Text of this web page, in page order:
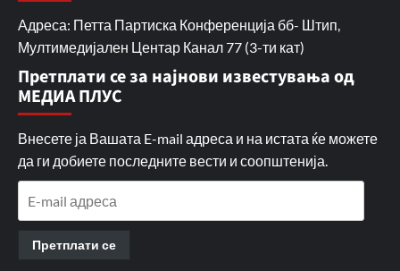
Адреса: Петта Партиска Конференција бб- Штип,
Мултимедијален Центар Канал 77 (3-ти кат)
Претплати се за најнови известувања од
МЕДИА ПЛУС
Внесете ја Вашата E-mail адреса и на истата ќе можете
да ги добиете последните вести и соопштенија.
Претплати се